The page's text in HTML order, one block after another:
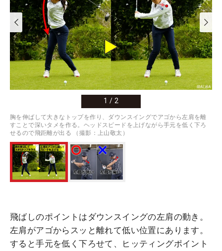
1 / 2
胸を伸ばして大きなトップを作り、ダウンスイングでアゴから左肩を離
すことで深いタメを作る。ヘッドスピードを上げながら手元を低く下ろ
せるので飛距離が出る （撮影：上山敬太）
飛ばしのポイントはダウンスイングの左肩の動き。
左肩がアゴからスッと離れて低い位置にあります。
すると手元を低く下ろせて、ヒッティングポイント